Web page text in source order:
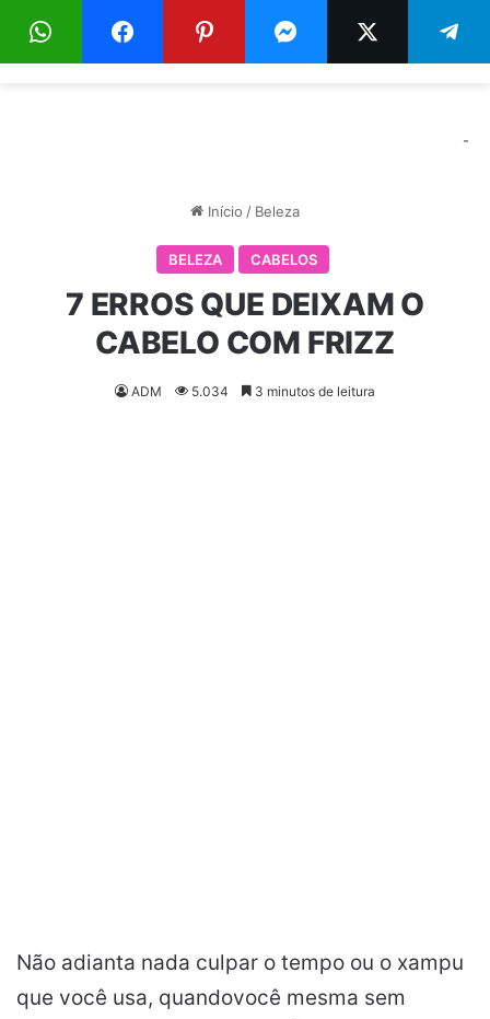
Menu
-
Início / Beleza
BELEZA CABELOS
7 ERROS QUE DEIXAM O
CABELO COM FRIZZ
ADM 5.034 3 minutos de leitura
Não adianta nada culpar o tempo ou o xampu
que você usa, quandovocê mesma sem